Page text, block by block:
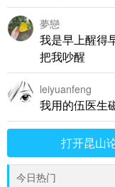
夢戀
我是早上醒得
把我吵醒
leiyuanfeng
我用的伍医生
打开昆山
今日热门